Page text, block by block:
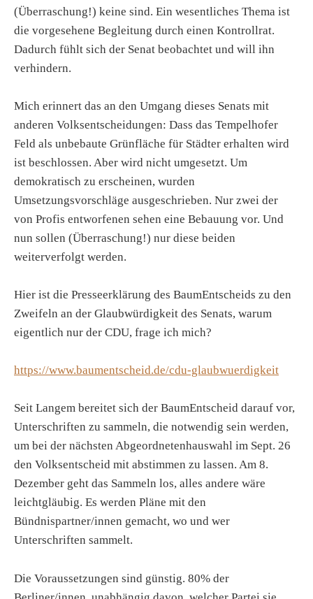
(Überraschung!) keine sind. Ein wesentliches Thema ist
die vorgesehene Begleitung durch einen Kontrollrat.
Dadurch fühlt sich der Senat beobachtet und will ihn
verhindern.
Mich erinnert das an den Umgang dieses Senats mit
anderen Volksentscheidungen: Dass das Tempelhofer
Feld als unbebaute Grünfläche für Städter erhalten wird
ist beschlossen. Aber wird nicht umgesetzt. Um
demokratisch zu erscheinen, wurden
Umsetzungsvorschläge ausgeschrieben. Nur zwei der
von Profis entworfenen sehen eine Bebauung vor. Und
nun sollen (Überraschung!) nur diese beiden
weiterverfolgt werden.
Hier ist die Presseerklärung des BaumEntscheids zu den
Zweifeln an der Glaubwürdigkeit des Senats, warum
eigentlich nur der CDU, frage ich mich?
https://www.baumentscheid.de/cdu-glaubwuerdigkeit
Seit Langem bereitet sich der BaumEntscheid darauf vor,
Unterschriften zu sammeln, die notwendig sein werden,
um bei der nächsten Abgeordnetenhauswahl im Sept. 26
den Volksentscheid mit abstimmen zu lassen. Am 8.
Dezember geht das Sammeln los, alles andere wäre
leichtgläubig. Es werden Pläne mit den
Bündnispartner/innen gemacht, wo und wer
Unterschriften sammelt.
Die Voraussetzungen sind günstig. 80% der